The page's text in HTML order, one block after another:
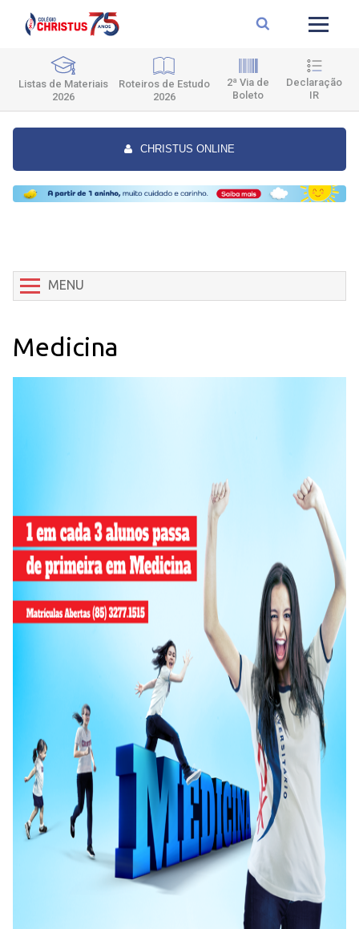
Listas de Materiais
2026
Roteiros de Estudo
2026
2ª Via de
Boleto
Declaração
IR
CHRISTUS ONLINE
MENU
Medicina